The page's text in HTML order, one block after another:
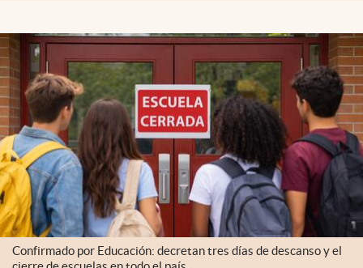
Confirmado por Educación: decretan tres días de descanso y el